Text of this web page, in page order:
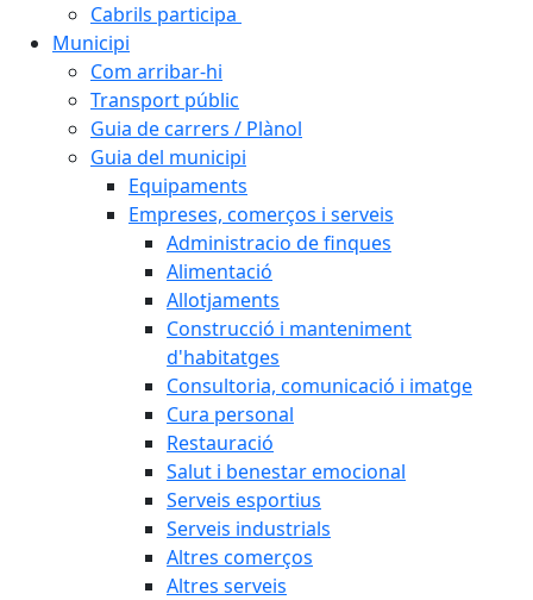
Cabrils participa
Municipi
Com arribar-hi
Transport públic
Guia de carrers / Plànol
Guia del municipi
Equipaments
Empreses, comerços i serveis
Administracio de finques
Alimentació
Allotjaments
Construcció i manteniment
d'habitatges
Consultoria, comunicació i imatge
Cura personal
Restauració
Salut i benestar emocional
Serveis esportius
Serveis industrials
Altres comerços
Altres serveis